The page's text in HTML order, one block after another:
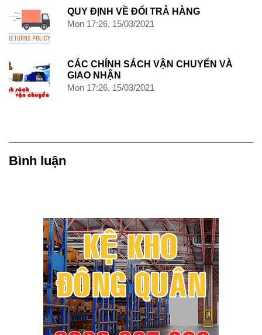
QUY ĐỊNH VỀ ĐỔI TRẢ HÀNG
Mon 17:26, 15/03/2021
CÁC CHÍNH SÁCH VẬN CHUYỂN VÀ
GIAO NHẬN
Mon 17:26, 15/03/2021
Bình luận